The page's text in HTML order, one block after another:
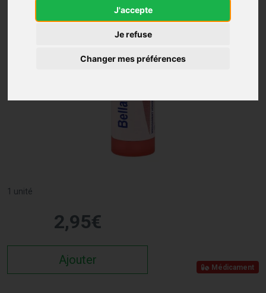
J'accepte
Je refuse
Changer mes préférences
1 unité
2,95€
Ajouter
Médicament